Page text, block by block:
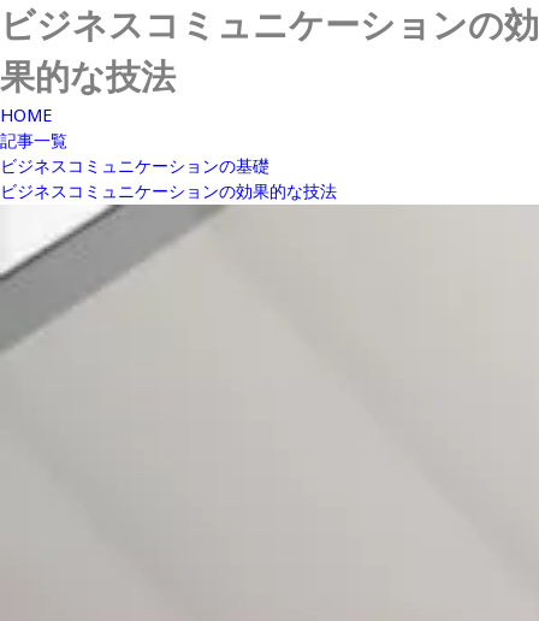
ビジネスコミュニケーションの効
果的な技法
HOME
記事一覧
ビジネスコミュニケーションの基礎
ビジネスコミュニケーションの効果的な技法